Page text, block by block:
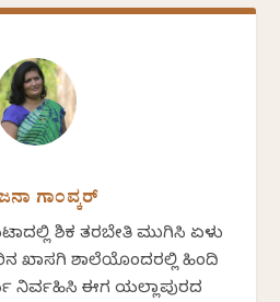
ಗಾಂವ್ಕರ್
ಶಿಕ್ಷಕ ತರಬೇತಿ ಮುಗಿಸಿ ಏಳು
ಖಾಸಗಿ ಶಾಲೆಯೊಂದರಲ್ಲಿ ಹಿಂದಿ
ನಿರ್ವಹಿಸಿ ಈಗ ಯಲ್ಲಾಪುರದ